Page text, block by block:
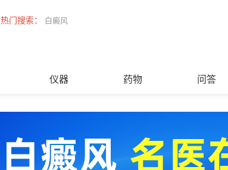
热门搜索： 白癜风
仪器 药物 问答